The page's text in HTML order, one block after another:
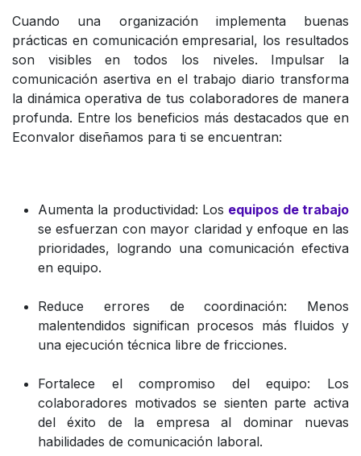
Cuando una organización implementa buenas
prácticas en comunicación empresarial, los resultados
son visibles en todos los niveles. Impulsar la
comunicación asertiva en el trabajo diario transforma
la dinámica operativa de tus colaboradores de manera
profunda. Entre los beneficios más destacados que en
Econvalor diseñamos para ti se encuentran:
Aumenta la productividad: Los equipos de trabajo
se esfuerzan con mayor claridad y enfoque en las
prioridades, logrando una comunicación efectiva
en equipo.
Reduce errores de coordinación: Menos
malentendidos significan procesos más fluidos y
una ejecución técnica libre de fricciones.
Fortalece el compromiso del equipo: Los
colaboradores motivados se sienten parte activa
del éxito de la empresa al dominar nuevas
habilidades de comunicación laboral.